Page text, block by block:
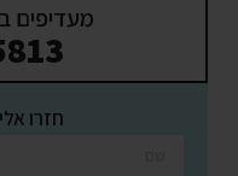
מעדיפים
חזרו
השאירו פרטים